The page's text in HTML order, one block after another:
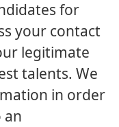
for
your contact
legitimate
talents. We
in order
an